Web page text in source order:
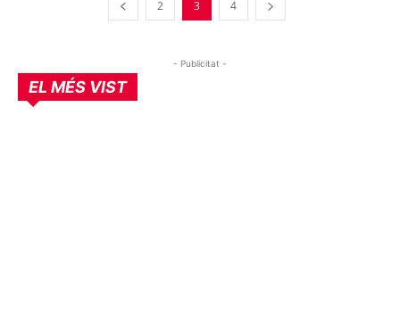
2 3 4
- Publicitat -
EL MÉS VIST